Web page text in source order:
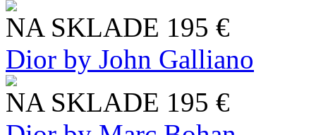
NA SKLADE 195 €
Dior by John Galliano
NA SKLADE 195 €